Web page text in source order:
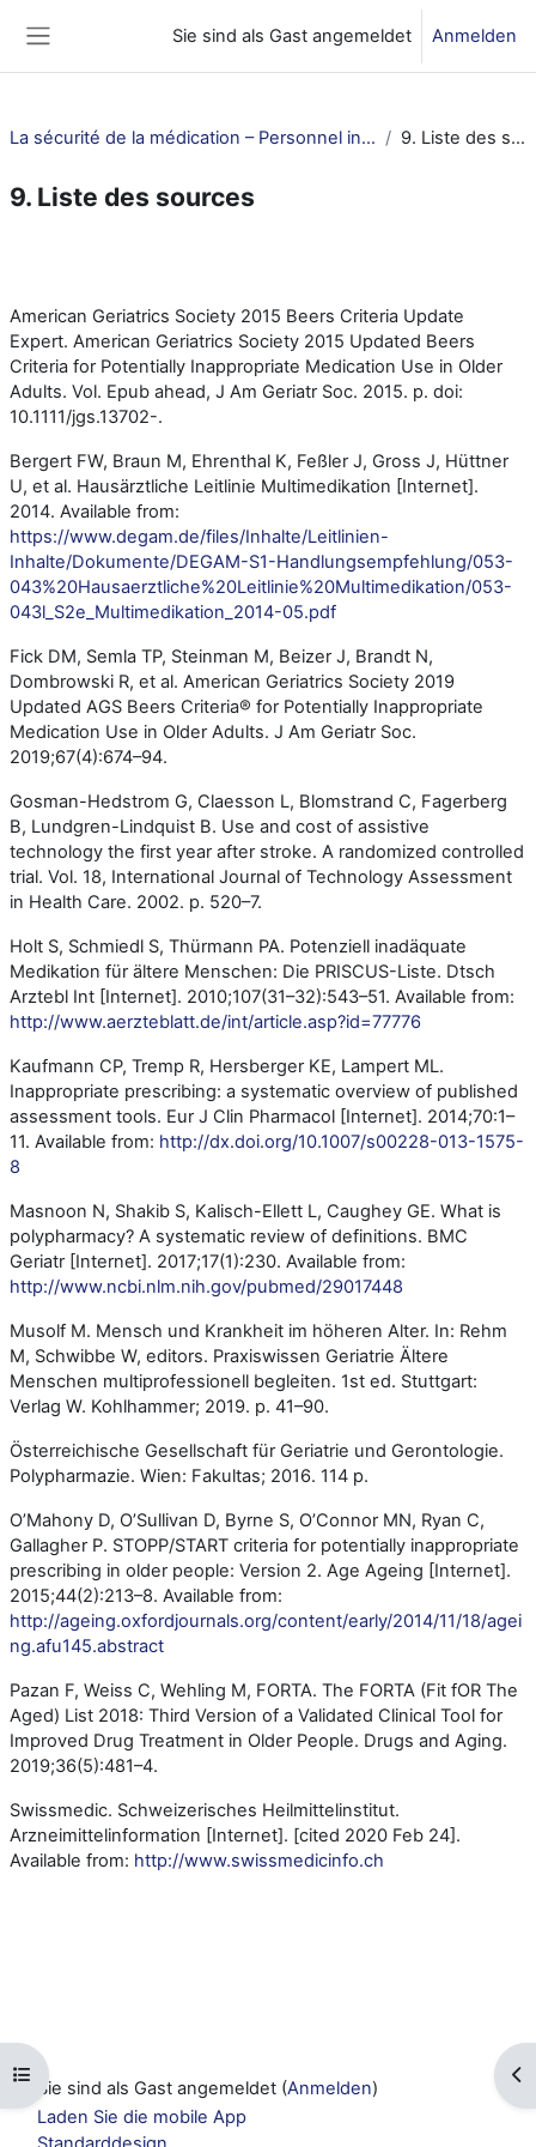
Sie sind als Gast angemeldet Anmelden
Kursindex öffnen
La sécurité de la médication – Personnel infirmier et ASSC 9. Liste des sources
9. Liste des sources
American Geriatrics Society 2015 Beers Criteria Update
Expert. American Geriatrics Society 2015 Updated Beers
Criteria for Potentially Inappropriate Medication Use in Older
Adults. Vol. Epub ahead, J Am Geriatr Soc. 2015. p. doi:
10.1111/jgs.13702-.
Bergert FW, Braun M, Ehrenthal K, Feßler J, Gross J, Hüttner
U, et al. Hausärztliche Leitlinie Multimedikation [Internet].
2014. Available from:
https://www.degam.de/files/Inhalte/Leitlinien-
Inhalte/Dokumente/DEGAM-S1-Handlungsempfehlung/053-
043%20Hausaerztliche%20Leitlinie%20Multimedikation/053-
043l_S2e_Multimedikation_2014-05.pdf
Fick DM, Semla TP, Steinman M, Beizer J, Brandt N,
Dombrowski R, et al. American Geriatrics Society 2019
Updated AGS Beers Criteria® for Potentially Inappropriate
Medication Use in Older Adults. J Am Geriatr Soc.
2019;67(4):674–94.
Gosman-Hedstrom G, Claesson L, Blomstrand C, Fagerberg
B, Lundgren-Lindquist B. Use and cost of assistive
technology the first year after stroke. A randomized controlled
trial. Vol. 18, International Journal of Technology Assessment
in Health Care. 2002. p. 520–7.
Holt S, Schmiedl S, Thürmann PA. Potenziell inadäquate
Medikation für ältere Menschen: Die PRISCUS-Liste. Dtsch
Arztebl Int [Internet]. 2010;107(31–32):543–51. Available from:
http://www.aerzteblatt.de/int/article.asp?id=77776
Kaufmann CP, Tremp R, Hersberger KE, Lampert ML.
Inappropriate prescribing: a systematic overview of published
assessment tools. Eur J Clin Pharmacol [Internet]. 2014;70:1–
11. Available from: http://dx.doi.org/10.1007/s00228-013-1575-
8
Masnoon N, Shakib S, Kalisch-Ellett L, Caughey GE. What is
polypharmacy? A systematic review of definitions. BMC
Geriatr [Internet]. 2017;17(1):230. Available from:
http://www.ncbi.nlm.nih.gov/pubmed/29017448
Musolf M. Mensch und Krankheit im höheren Alter. In: Rehm
M, Schwibbe W, editors. Praxiswissen Geriatrie Ältere
Menschen multiprofessionell begleiten. 1st ed. Stuttgart:
Verlag W. Kohlhammer; 2019. p. 41–90.
Österreichische Gesellschaft für Geriatrie und Gerontologie.
Polypharmazie. Wien: Fakultas; 2016. 114 p.
O’Mahony D, O’Sullivan D, Byrne S, O’Connor MN, Ryan C,
Gallagher P. STOPP/START criteria for potentially inappropriate
prescribing in older people: Version 2. Age Ageing [Internet].
2015;44(2):213–8. Available from:
http://ageing.oxfordjournals.org/content/early/2014/11/18/agei
ng.afu145.abstract
Pazan F, Weiss C, Wehling M, FORTA. The FORTA (Fit fOR The
Aged) List 2018: Third Version of a Validated Clinical Tool for
Improved Drug Treatment in Older People. Drugs and Aging.
2019;36(5):481–4.
Swissmedic. Schweizerisches Heilmittelinstitut.
Arzneimittelinformation [Internet]. [cited 2020 Feb 24].
Available from: http://www.swissmedicinfo.ch
Sie sind als Gast angemeldet (Anmelden)
Laden Sie die mobile App